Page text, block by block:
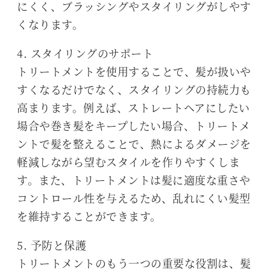
にくく、ブラッシングやスタイリングがしやす
くなります。
4. スタイリングのサポート
トリートメントを使用することで、髪が扱いや
すくなるだけでなく、スタイリングの持続力も
高まります。例えば、ストレートヘアにしたい
場合や巻き髪をキープしたい場合、トリートメ
ントで髪を整えることで、熱によるダメージを
軽減しながら望むスタイルを作りやすくしま
す。また、トリートメントは髪に適度な重さや
コントロール性を与えるため、乱れにくい髪型
を維持することができます。
5. 予防と保護
トリートメントのもう一つの重要な役割は、髪